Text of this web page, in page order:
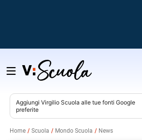
Salta
contenuto
Aggiungi Virgilio Scuola alle tue fonti Google
preferite
Home Scuola Mondo Scuola News